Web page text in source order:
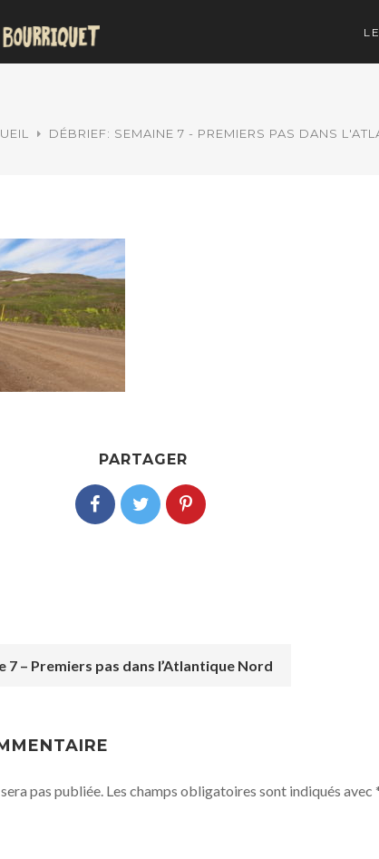
DÉBRIEF: SEMAINE 7 - PREMIERS PAS DANS
PARTAGER
7 – Premiers pas dans l’Atlantique Nord
pas publiée. Les champs obligatoires sont indiqués avec